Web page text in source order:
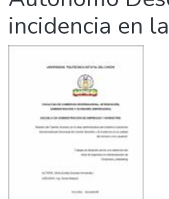
incidencia en